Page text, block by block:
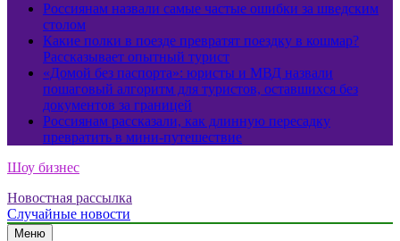
Россиянам назвали самые частые ошибки за шведским
столом
Какие полки в поезде превратят поездку в кошмар?
Рассказывает опытный турист
«Домой без паспорта»: юристы и МВД назвали
пошаговый алгоритм для туристов, оставшихся без
документов за границей
Россиянам рассказали, как длинную пересадку
превратить в мини-путешествие
Шоу бизнес
Новостная рассылка
Случайные новости
Меню